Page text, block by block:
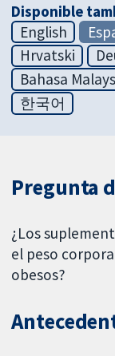
Disponible
English
Hrvatski
Bahasa
한국어
Pregunta
¿Los
el peso
obesos?